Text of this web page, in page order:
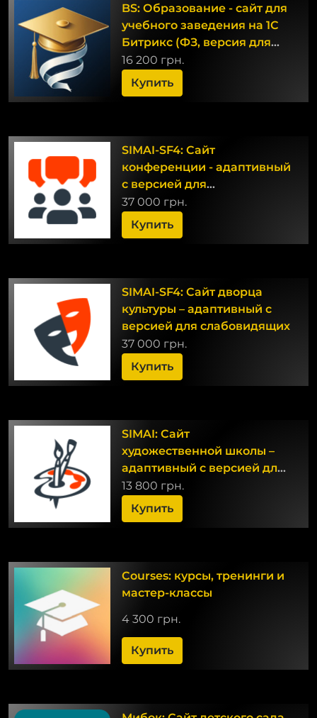
BS: Образование - сайт для
учебного заведения на 1С
Битрикс (ФЗ, версия для
слабовидящих)
16 200 грн.
Купить
SIMAI-SF4: Сайт
конференции - адаптивный
с версией для
слабовидящих
37 000 грн.
Купить
SIMAI-SF4: Сайт дворца
культуры – адаптивный с
версией для слабовидящих
37 000 грн.
Купить
SIMAI: Сайт
художественной школы –
адаптивный с версией для
слабовидящих
13 800 грн.
Купить
Courses: курсы, тренинги и
мастер-классы
4 300 грн.
Купить